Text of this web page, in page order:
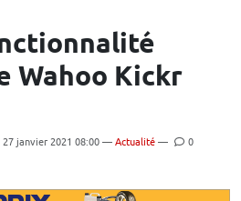
Wahoo Kickr
27 janvier 2021 08:00 — Actualité — 0